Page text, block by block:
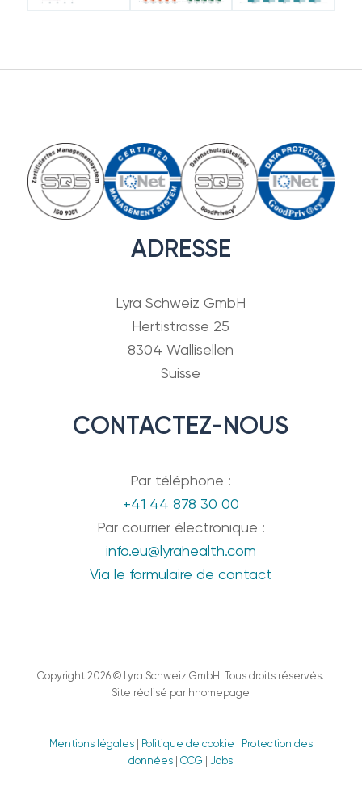
ADRESSE
Lyra Schweiz GmbH
Hertistrasse 25
8304 Wallisellen
Suisse
CONTACTEZ-NOUS
Par téléphone :
+41 44 878 30 00
Par courrier électronique :
info.eu@lyrahealth.com
Via le formulaire de contact
Copyright 2026 © Lyra Schweiz GmbH. Tous droits réservés.
Site réalisé par hhomepage
Mentions légales| Politique de cookie
Protection des
données |CCG |Jobs